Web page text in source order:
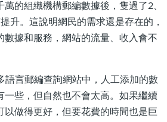
的組織機構郵編數據後，隻過了2、
升。這說明網民的需求還是存在的，
數據和服務，網站的流量、收入會不
言郵編查詢網站中，人工添加的數
一些，但自然也不會太高。如果繼續
以做得更好，但要花費的時間也是巨